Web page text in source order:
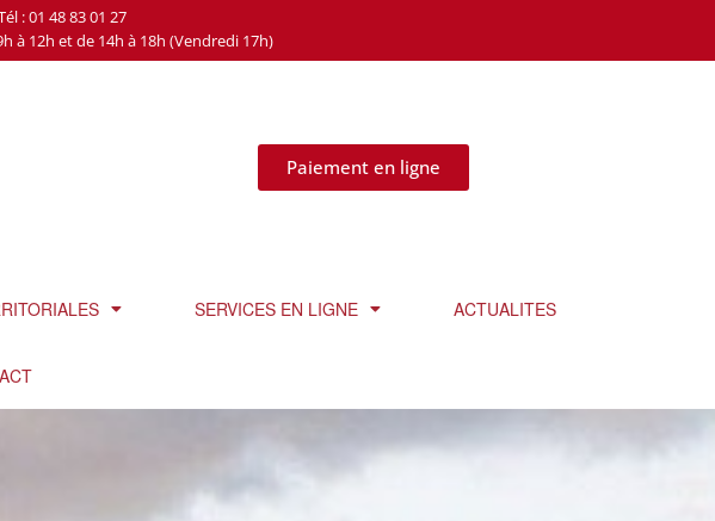
:01 48 83 01 27
à 12h et de 14h à 18h (Vendredi 17h)
Paiement en ligne
SERVICES EN LIGNE ACTUALITES